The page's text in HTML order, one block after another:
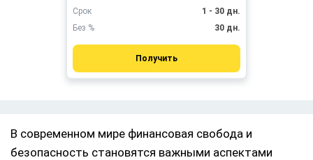
Срок
1 - 30 дн.
Без %
30 дн.
Получить
В современном мире финансовая свобода и
безопасность становятся важными аспектами